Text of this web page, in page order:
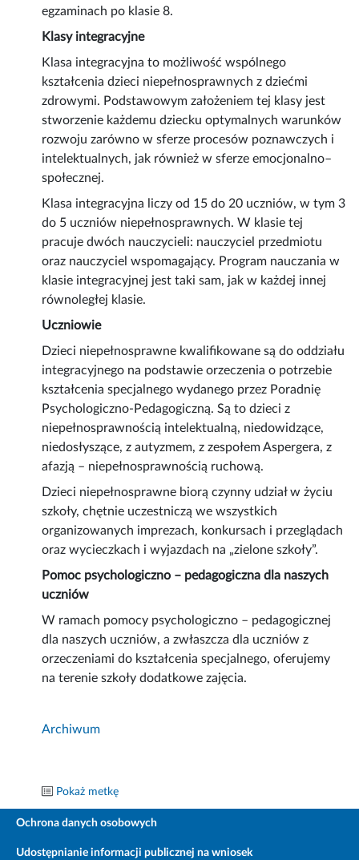
egzaminach po klasie 8.
Klasy integracyjne
Klasa integracyjna to możliwość wspólnego
kształcenia dzieci niepełnosprawnych z dziećmi
zdrowymi. Podstawowym założeniem tej klasy jest
stworzenie każdemu dziecku optymalnych warunków
rozwoju zarówno w sferze procesów poznawczych i
intelektualnych, jak również w sferze emocjonalno–
społecznej.
Klasa integracyjna liczy od 15 do 20 uczniów, w tym 3
do 5 uczniów niepełnosprawnych. W klasie tej
pracuje dwóch nauczycieli: nauczyciel przedmiotu
oraz nauczyciel wspomagający. Program nauczania w
klasie integracyjnej jest taki sam, jak w każdej innej
równoległej klasie.
Uczniowie
Dzieci niepełnosprawne kwalifikowane są do oddziału
integracyjnego na podstawie orzeczenia o potrzebie
kształcenia specjalnego wydanego przez Poradnię
Psychologiczno-Pedagogiczną. Są to dzieci z
niepełnosprawnością intelektualną, niedowidzące,
niedosłyszące, z autyzmem, z zespołem Aspergera, z
afazją – niepełnosprawnością ruchową.
Dzieci niepełnosprawne biorą czynny udział w życiu
szkoły, chętnie uczestniczą we wszystkich
organizowanych imprezach, konkursach i przeglądach
oraz wycieczkach i wyjazdach na „zielone szkoły”.
Pomoc psychologiczno – pedagogiczna dla naszych
uczniów
W ramach pomocy psychologiczno – pedagogicznej
dla naszych uczniów, a zwłaszcza dla uczniów z
orzeczeniami do kształcenia specjalnego, oferujemy
na terenie szkoły dodatkowe zajęcia.
Archiwum
Pokaż metkę
Ochrona danych osobowych
Udostępnianie informacji publicznej na wniosek